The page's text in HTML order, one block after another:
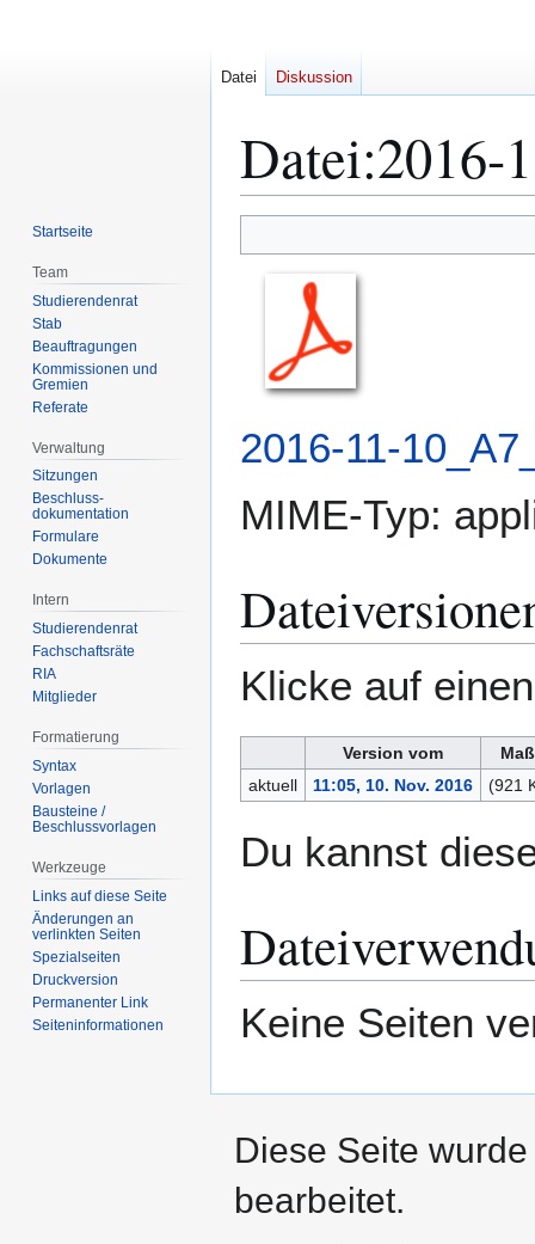
Datei:2016-
Navigation
springen
Suche
springen
2016-11-
MIME-Typ:
Klicke auf
Version vom
aktuell
11:05, 10. Nov. 2016 (921
Du kannst
Keine Seiten
Datei Diskussion
Startseite
Team
Studierendenrat
Stab
Beauftragungen
Kommissionen und
Gremien
Referate
Verwaltung
Sitzungen
Beschluss-
dokumentation
Formulare
Dokumente
Intern
Studierendenrat
Fachschaftsräte
RIA
Mitglieder
Formatierung
Syntax
Vorlagen
Bausteine /
Beschlussvorlagen
Werkzeuge
Links auf diese Seite
Änderungen an
verlinkten Seiten
Spezialseiten
Druckversion
Permanenter Link
Seiten­­informationen
Diese Seite
bearbeitet.